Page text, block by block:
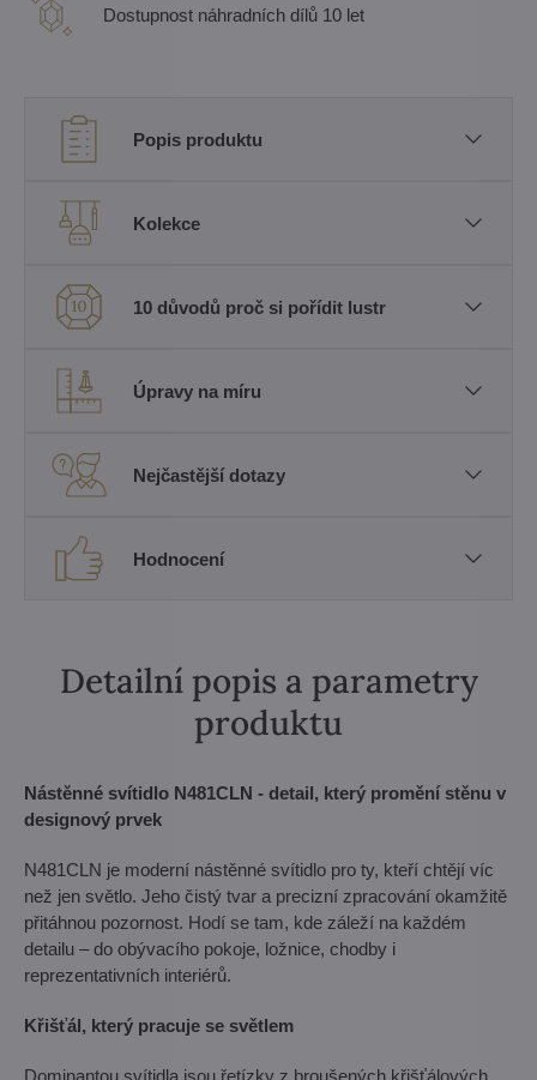
Dostupnost náhradních dílů 10 let
Popis produktu
Kolekce
10 důvodů proč si pořídit lustr
Úpravy na míru
Nejčastější dotazy
Hodnocení
Detailní popis a parametry
produktu
Nástěnné svítidlo N481CLN - detail, který promění stěnu v
designový prvek
N481CLN je moderní nástěnné svítidlo pro ty, kteří chtějí víc
než jen světlo. Jeho čistý tvar a precizní zpracování okamžitě
přitáhnou pozornost. Hodí se tam, kde záleží na každém
detailu – do obývacího pokoje, ložnice, chodby i
reprezentativních interiérů.
Křišťál, který pracuje se světlem
Dominantou svítidla jsou řetízky z broušených křišťálových